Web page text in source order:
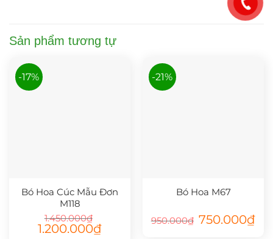
Sản phẩm tương tự
-17%
Bó Hoa Cúc Mẫu Đơn
M118
1.450.000₫
Giá
gốc
1.200.000₫Giá
-21%
Bó Hoa M67
950.000₫ Giá
gốc
750.000₫Giá